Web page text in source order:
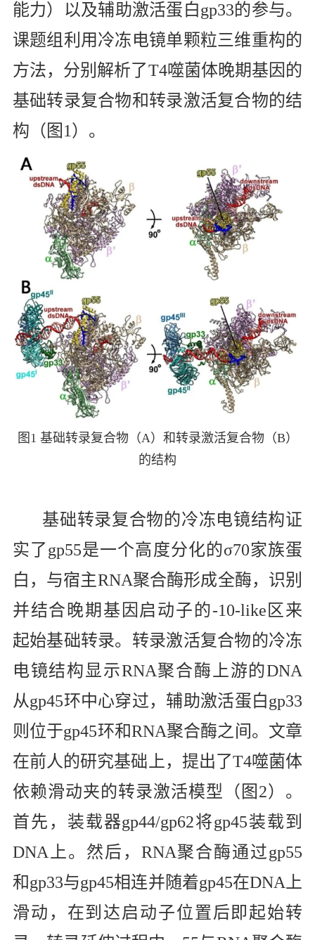
能力）以及辅助激活蛋白gp33的参与。
课题组利用冷冻电镜单颗粒三维重构的
方法，分别解析了T4噬菌体晚期基因的
基础转录复合物和转录激活复合物的结
构（图 1 ）。
图 1 基础转录复合物（A）和转录激活复合物（B）
的结构
基础转录复合物的冷冻电镜结构证
实了gp55是一个高度分化的σ70家族蛋
白，与宿主RNA聚合酶形成全酶，识别
并结合晚期基因启动子的-10-like 区来
起始基础转录。转录激活复合物的冷冻
电镜结构显示RNA聚合酶上游的DNA
从gp45环中心穿过，辅助激活蛋白gp33
则位于gp45环和RNA聚合酶之间。文章
在前人的研究基础上，提出了T4噬菌体
依赖滑动夹的转录激活模型（图 2）。
首先，装载器gp44/gp62将gp45装载到
DNA 上。然后， RNA聚合酶通过gp55
和gp33与gp45相连并随着gp45在DNA 上
滑动，在到达启动子位置后即起始转